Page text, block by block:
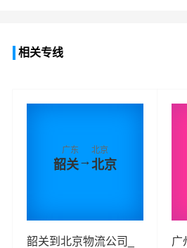
相关专线
广东
韶关→
北京
北京
韶关到北京物流公司_
广